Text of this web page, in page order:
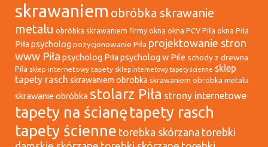
skrawaniem obróbka skrawanie
metalu obróbka skrawaniem firmy okna okna PCV Piła okna Piła
Piła psycholog pozycjonowanie Piła projektowanie stron
www Piła psycholog Piła psycholog w Pile schody z drewna
Pila sklep internetowy tapety sklep internetowy tapety ścienne sklep
tapety rasch skrawaniem obrobka skrawaniem obrobka metalu
skrawanie obróbka stolarz Piła strony internetowe
tapety na ścianę tapety rasch
tapety ścienne torebka skórzana torebki